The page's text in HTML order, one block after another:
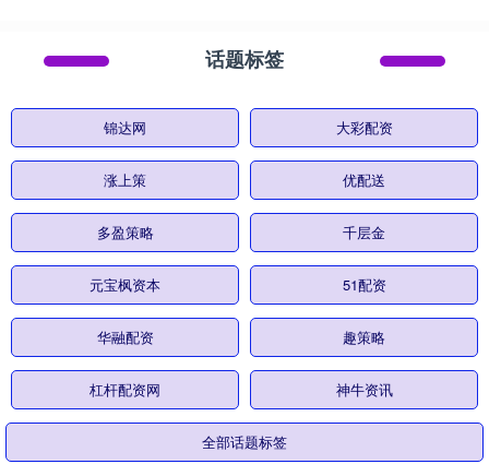
话题标签
锦达网 大彩配资
涨上策 优配送
多盈策略 千层金
元宝枫资本 51配资
华融配资 趣策略
杠杆配资网 神牛资讯
全部话题标签